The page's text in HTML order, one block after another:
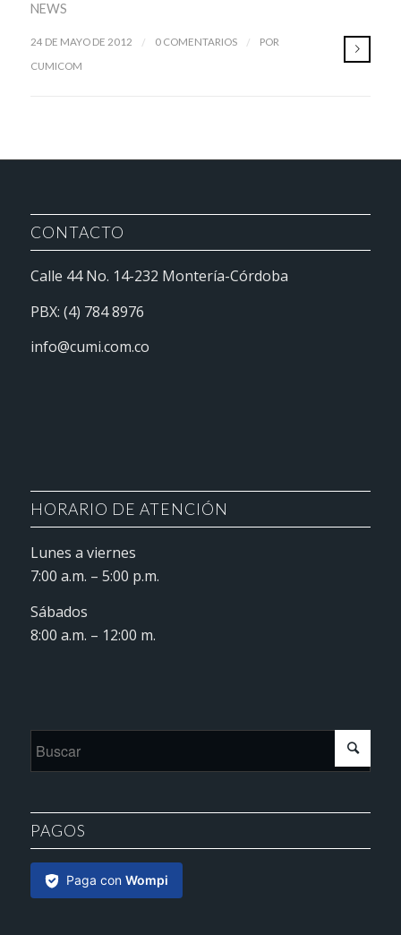
NEWS
24 DE MAYO DE 2012 / 0 COMENTARIOS / POR
CUMICOM
CONTACTO
Calle 44 No. 14-232 Montería-Córdoba
PBX: (4) 784 8976
info@cumi.com.co
HORARIO DE ATENCIÓN
Lunes a viernes
7:00 a.m. – 5:00 p.m.
Sábados
8:00 a.m. – 12:00 m.
PAGOS
Paga con Wompi